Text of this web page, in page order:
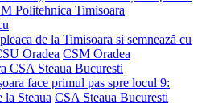
Politehnica Timisoara
de la Timisoara si semnează cu
Oradea CSM Oradea
face primul pas spre locul 9:
Steaua CSA Steaua Bucuresti